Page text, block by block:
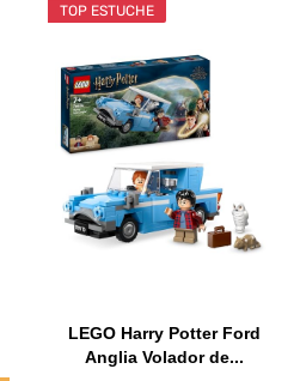
TOP ESTUCHE
LEGO Harry Potter Ford
Anglia Volador de...